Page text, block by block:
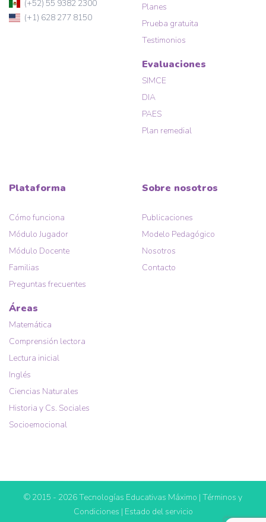
(+52) 55 9382 2300
(+1) 628 277 8150
Planes
Prueba gratuita
Testimonios
Evaluaciones
SIMCE
DIA
PAES
Plan remedial
Plataforma
Cómo funciona
Módulo Jugador
Módulo Docente
Familias
Preguntas frecuentes
Áreas
Matemática
Comprensión lectora
Lectura inicial
Inglés
Ciencias Naturales
Historia y Cs. Sociales
Socioemocional
Sobre nosotros
Publicaciones
Modelo Pedagógico
Nosotros
Contacto
© 2015 - 2026 Tecnologías Educativas Máximo | Términos y
Condiciones | Estado del servicio